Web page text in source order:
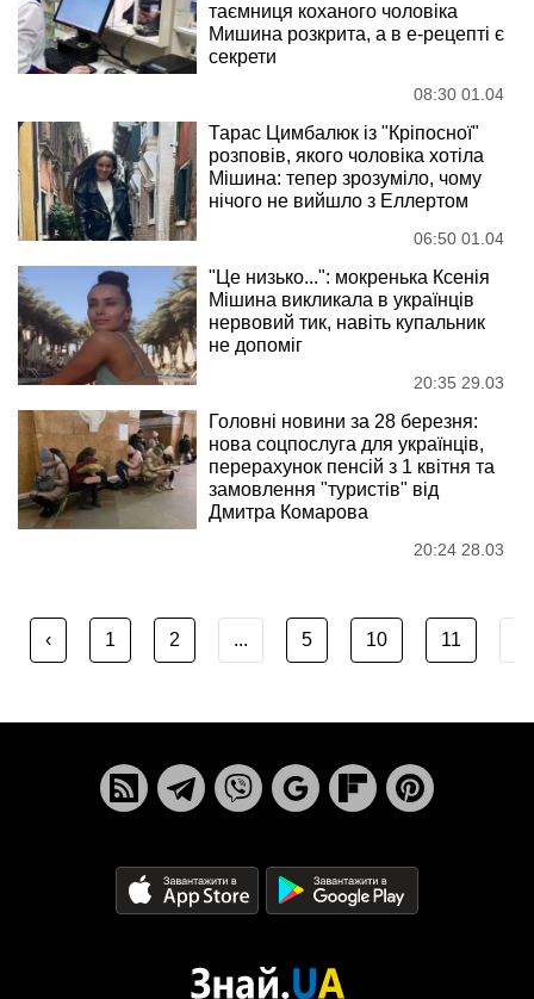
таємниця коханого чоловіка
Мишина розкрита, а в е-рецепті є
секрети
08:30 01.04
Тарас Цимбалюк із "Кріпосної"
розповів, якого чоловіка хотіла
Мішина: тепер зрозуміло, чому
нічого не вийшло з Еллертом
06:50 01.04
"Це низько...": мокренька Ксенія
Мішина викликала в українців
нервовий тик, навіть купальник
не допоміг
20:35 29.03
Головні новини за 28 березня:
нова соцпослуга для українців,
перерахунок пенсій з 1 квітня та
замовлення "туристів" від
Дмитра Комарова
20:24 28.03
‹ 1 2 ... 5 10 11